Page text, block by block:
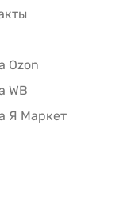
Ozon
WB
Я Маркет